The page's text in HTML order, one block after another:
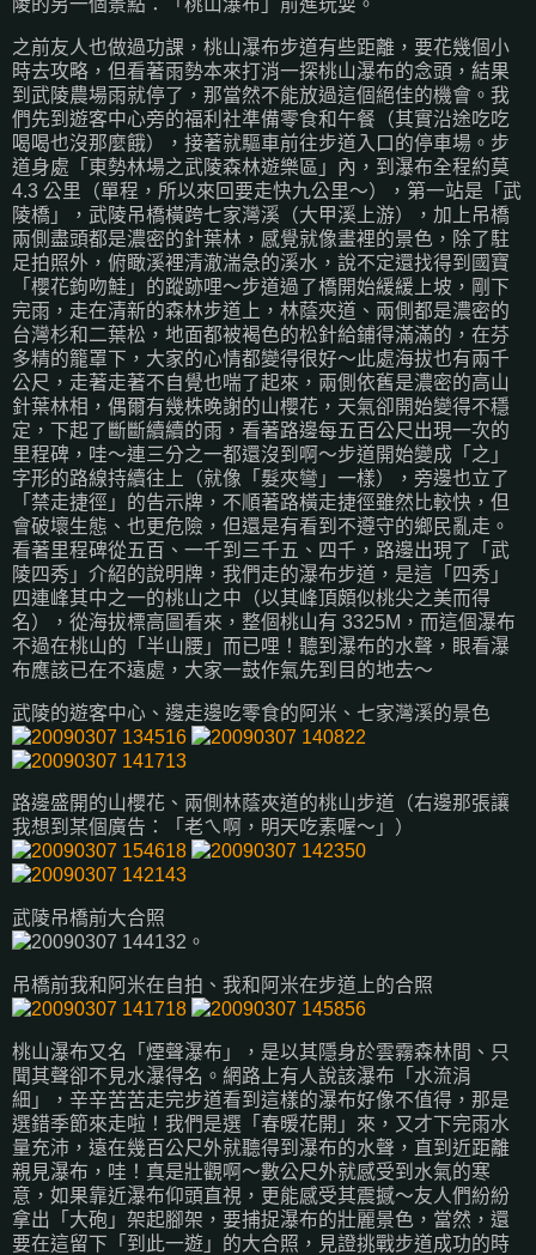
陵的另一個景點：「桃山瀑布」前進玩耍。
之前友人也做過功課，桃山瀑布步道有些距離，要花幾個小
時去攻略，但看著雨勢本來打消一探桃山瀑布的念頭，結果
到武陵農場雨就停了，那當然不能放過這個絕佳的機會。我
們先到遊客中心旁的福利社準備零食和午餐（其實沿途吃吃
喝喝也沒那麼餓），接著就驅車前往步道入口的停車場。步
道身處「東勢林場之武陵森林遊樂區」內，到瀑布全程約莫
4.3 公里（單程，所以來回要走快九公里～），第一站是「武
陵橋」，武陵吊橋橫跨七家灣溪（大甲溪上游），加上吊橋
兩側盡頭都是濃密的針葉林，感覺就像畫裡的景色，除了駐
足拍照外，俯瞰溪裡清澈湍急的溪水，說不定還找得到國寶
「櫻花鉤吻鮭」的蹤跡哩～步道過了橋開始緩緩上坡，剛下
完雨，走在清新的森林步道上，林蔭夾道、兩側都是濃密的
台灣杉和二葉松，地面都被褐色的松針給鋪得滿滿的，在芬
多精的籠罩下，大家的心情都變得很好～此處海拔也有兩千
公尺，走著走著不自覺也喘了起來，兩側依舊是濃密的高山
針葉林相，偶爾有幾株晚謝的山櫻花，天氣卻開始變得不穩
定，下起了斷斷續續的雨，看著路邊每五百公尺出現一次的
里程碑，哇～連三分之一都還沒到啊～步道開始變成「之」
字形的路線持續往上（就像「髮夾彎」一樣），旁邊也立了
「禁走捷徑」的告示牌，不順著路橫走捷徑雖然比較快，但
會破壞生態、也更危險，但還是有看到不遵守的鄉民亂走。
看著里程碑從五百、一千到三千五、四千，路邊出現了「武
陵四秀」介紹的說明牌，我們走的瀑布步道，是這「四秀」
四連峰其中之一的桃山之中（以其峰頂頗似桃尖之美而得
名），從海拔標高圖看來，整個桃山有 3325M，而這個瀑布
不過在桃山的「半山腰」而已哩！聽到瀑布的水聲，眼看瀑
布應該已在不遠處，大家一鼓作氣先到目的地去～
武陵的遊客中心、邊走邊吃零食的阿米、七家灣溪的景色
路邊盛開的山櫻花、兩側林蔭夾道的桃山步道（右邊那張讓
我想到某個廣告：「老ㄟ啊，明天吃素喔～」）
武陵吊橋前大合照
吊橋前我和阿米在自拍、我和阿米在步道上的合照
桃山瀑布又名「煙聲瀑布」，是以其隱身於雲霧森林間、只
聞其聲卻不見水瀑得名。網路上有人說該瀑布「水流涓
細」，辛辛苦苦走完步道看到這樣的瀑布好像不值得，那是
選錯季節來走啦！我們是選「春暖花開」來，又才下完雨水
量充沛，遠在幾百公尺外就聽得到瀑布的水聲，直到近距離
親見瀑布，哇！真是壯觀啊～數公尺外就感受到水氣的寒
意，如果靠近瀑布仰頭直視，更能感受其震撼～友人們紛紛
拿出「大砲」架起腳架，要捕捉瀑布的壯麗景色，當然，還
要在這留下「到此一遊」的大合照，見證挑戰步道成功的時